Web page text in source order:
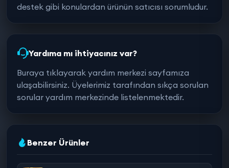
destek gibi konulardan ürünün satıcısı sorumludur.
Yardıma mı ihtiyacınız var?
Buraya tıklayarak yardım merkezi sayfamıza
ulaşabilirsiniz. Üyelerimiz tarafından sıkça sorulan
sorular yardım merkezinde listelenmektedir.
Benzer Ürünler